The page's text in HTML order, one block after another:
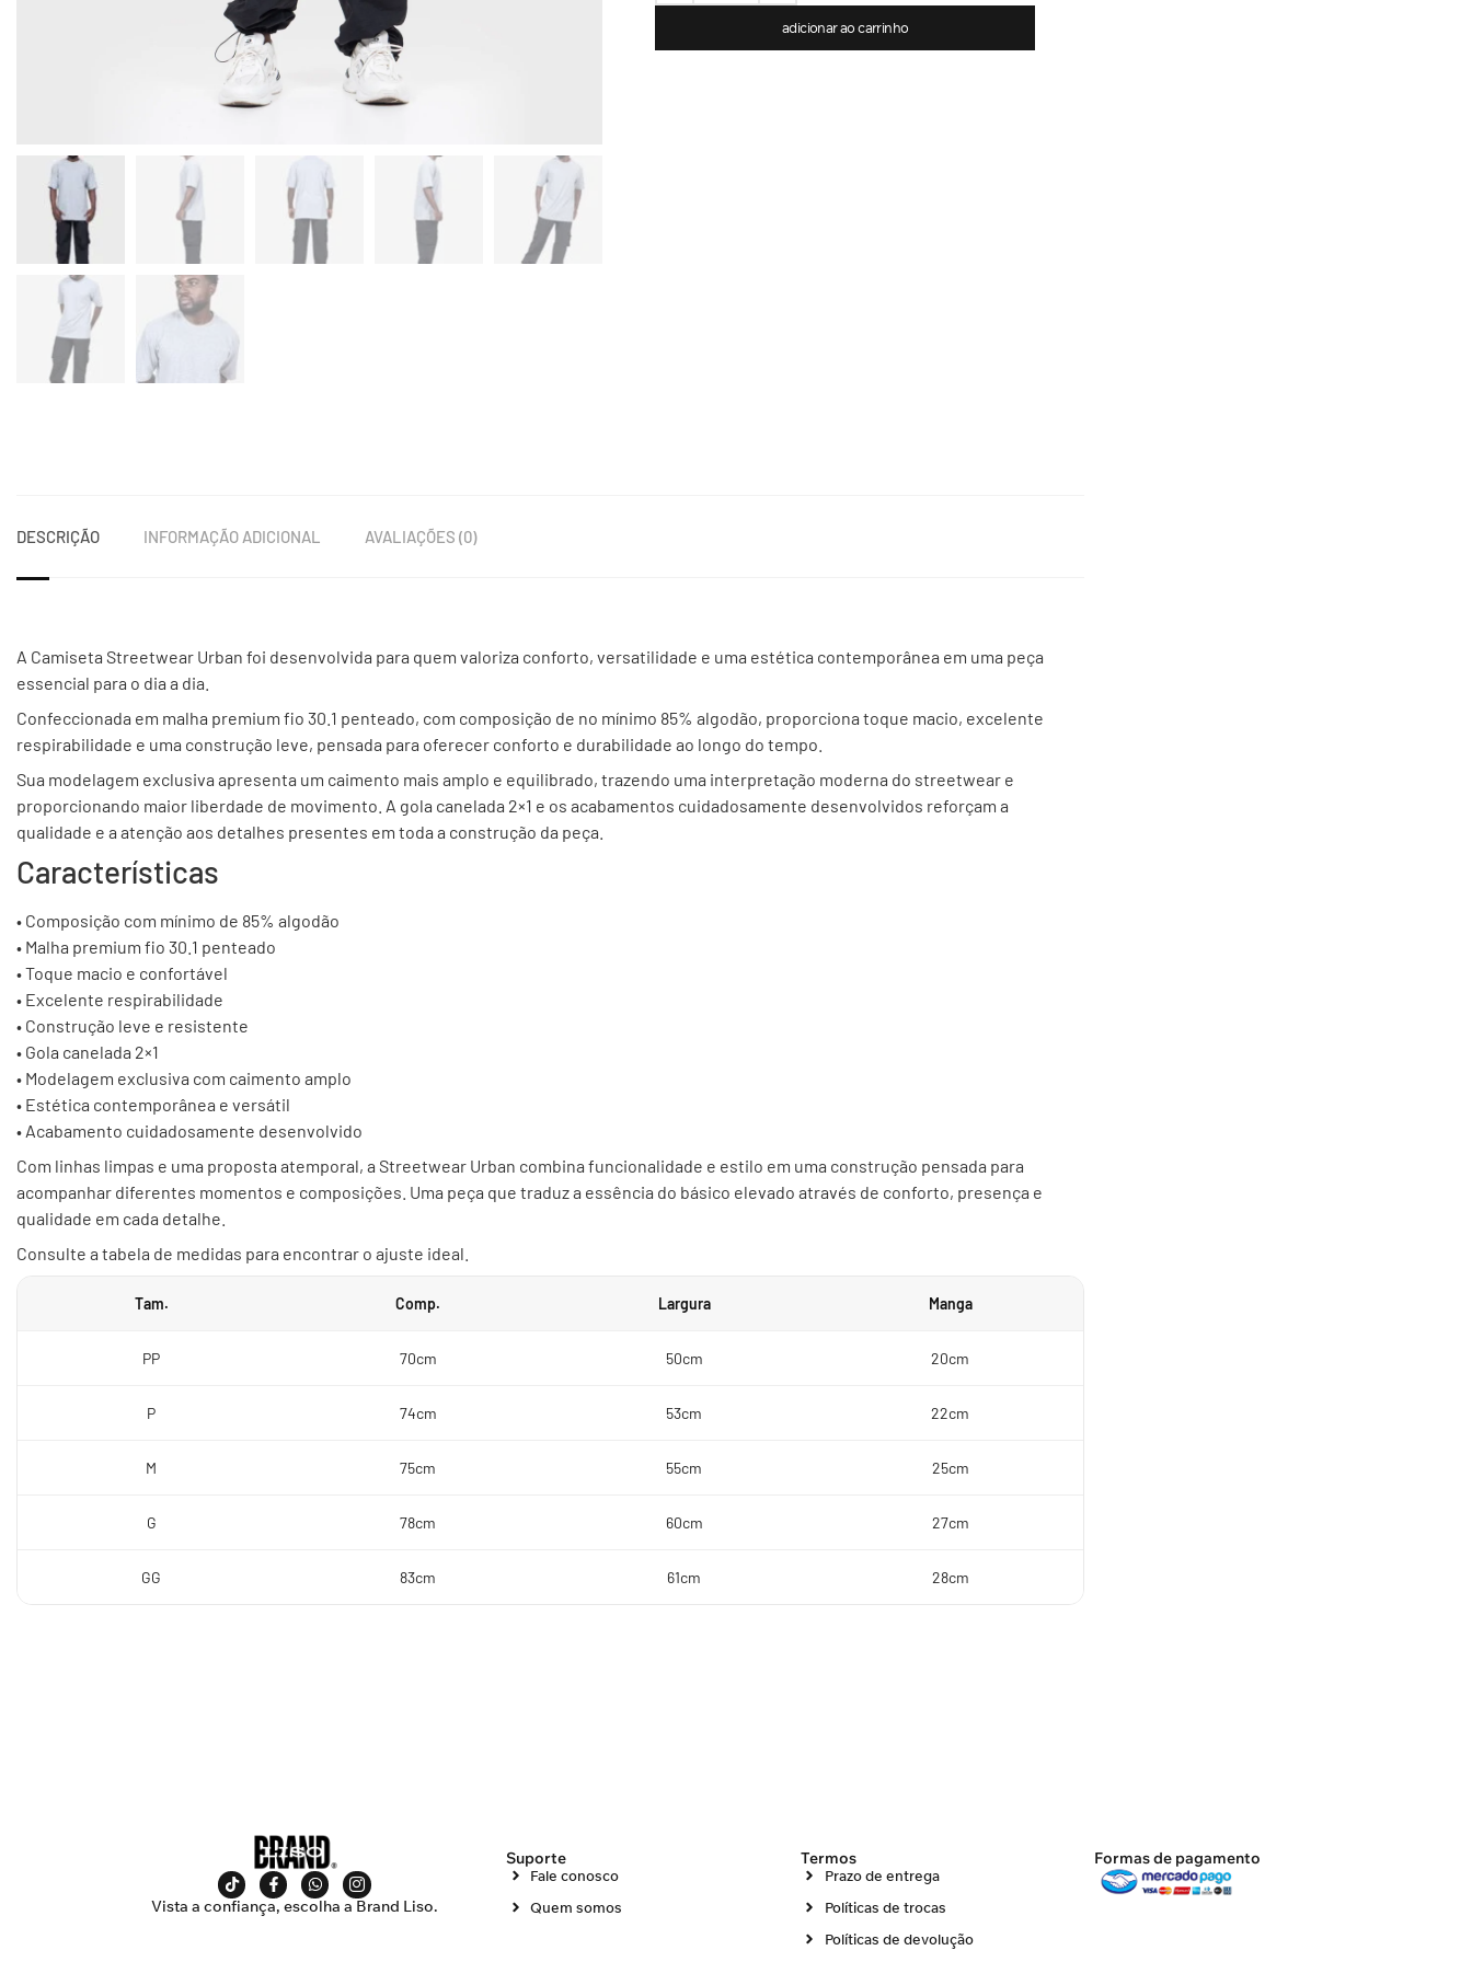
adicionar ao carrinho
DESCRIÇÃO INFORMAÇÃO ADICIONAL AVALIAÇÕES (0)
A Camiseta Streetwear Urban foi desenvolvida para quem valoriza conforto, versatilidade e uma estética contemporânea em uma peça
essencial para o dia a dia.
Confeccionada em malha premium fio 30.1 penteado, com composição de no mínimo 85% algodão, proporciona toque macio, excelente
respirabilidade e uma construção leve, pensada para oferecer conforto e durabilidade ao longo do tempo.
Sua modelagem exclusiva apresenta um caimento mais amplo e equilibrado, trazendo uma interpretação moderna do streetwear e
proporcionando maior liberdade de movimento. A gola canelada 2×1 e os acabamentos cuidadosamente desenvolvidos reforçam a
qualidade e a atenção aos detalhes presentes em toda a construção da peça.
Características
• Composição com mínimo de 85% algodão
• Malha premium fio 30.1 penteado
• Toque macio e confortável
• Excelente respirabilidade
• Construção leve e resistente
• Gola canelada 2×1
• Modelagem exclusiva com caimento amplo
• Estética contemporânea e versátil
• Acabamento cuidadosamente desenvolvido
Com linhas limpas e uma proposta atemporal, a Streetwear Urban combina funcionalidade e estilo em uma construção pensada para
acompanhar diferentes momentos e composições. Uma peça que traduz a essência do básico elevado através de conforto, presença e
qualidade em cada detalhe.
Consulte a tabela de medidas para encontrar o ajuste ideal.
Tam. Comp. Largura Manga
PP 70cm 50cm 20cm
P 74cm 53cm 22cm
M 75cm 55cm 25cm
G 78cm 60cm 27cm
GG 83cm 61cm 28cm
Vista a confiança, escolha a Brand Liso.
Suporte
Fale conosco
Quem somos
Termos
Prazo de entrega
Políticas de trocas
Políticas de devolução
Formas de pagamento